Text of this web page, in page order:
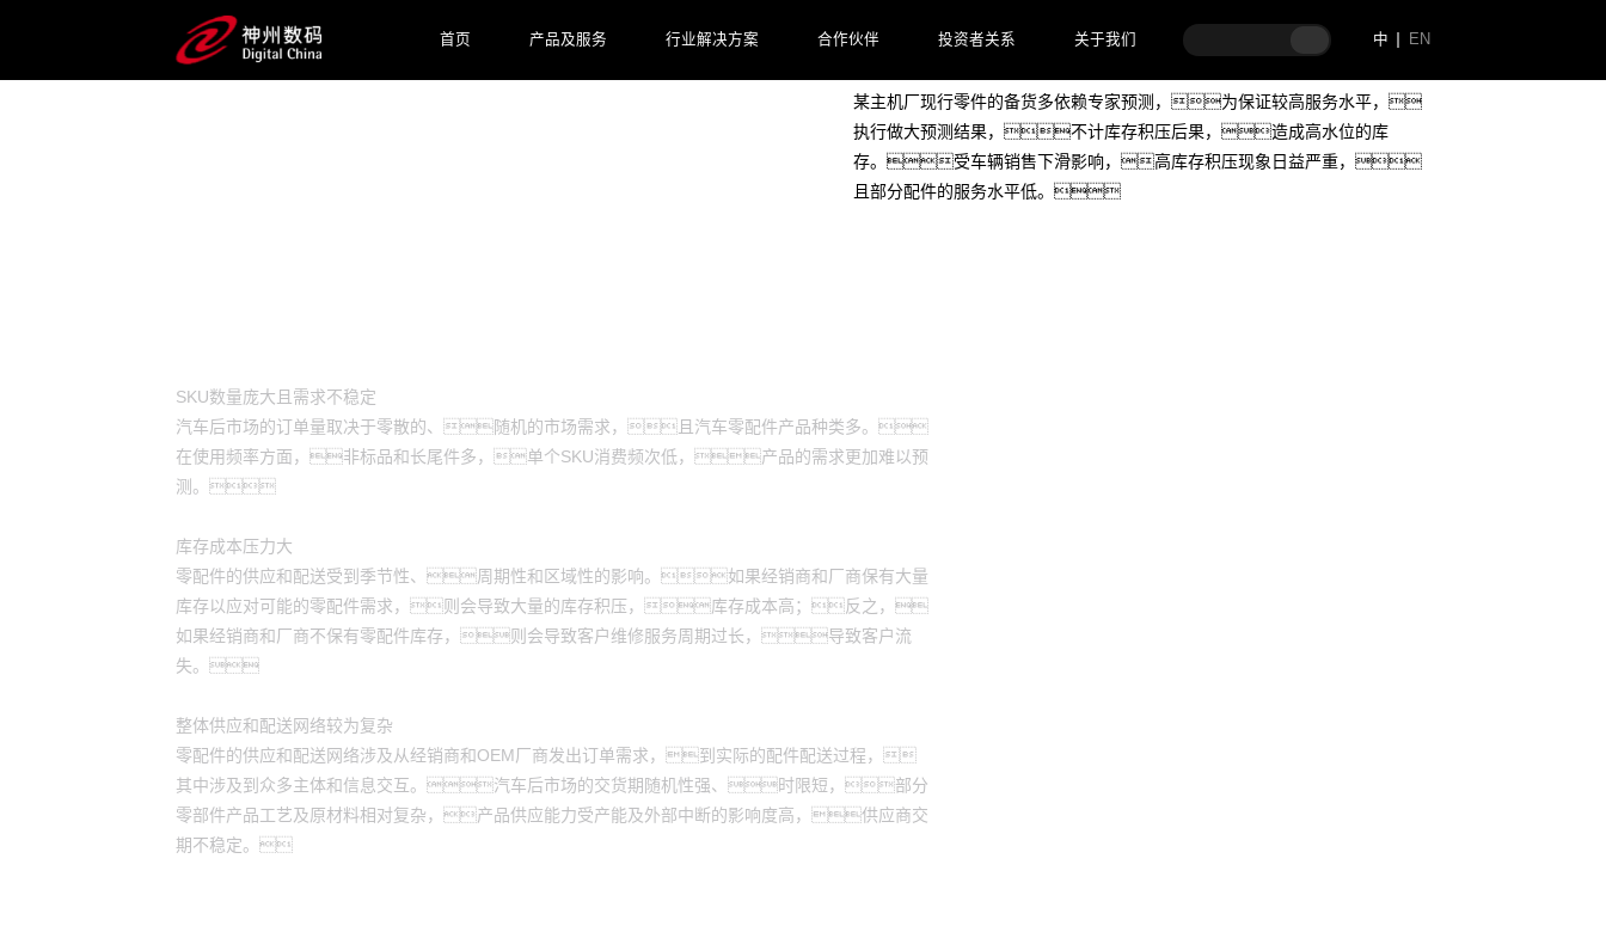
首页 产品及服务 行业解决方案 合作伙伴 投资者关系 关于我们 中 EN
客户档案
某主机厂现行零件的备货多依赖专家预测，为保证较高服务水平，
执行做大预测结果，不计库存积压后果，造成高水位的库
存。受车辆销售下滑影响，高库存积压现象日益严重，
且部分配件的服务水平低。
SKU数量庞大且需求不稳定
汽车后市场的订单量取决于零散的、随机的市场需求，且汽车零配件产品种类多。
在使用频率方面，非标品和长尾件多，单个SKU消费频次低，产品的需求更加难以预
测。
库存成本压力大
零配件的供应和配送受到季节性、周期性和区域性的影响。如果经销商和厂商保有大量
库存以应对可能的零配件需求，则会导致大量的库存积压，库存成本高；反之，
如果经销商和厂商不保有零配件库存，则会导致客户维修服务周期过长，导致客户流
失。
整体供应和配送网络较为复杂
零配件的供应和配送网络涉及从经销商和OEM厂商发出订单需求，到实际的配件配送过程，
其中涉及到众多主体和信息交互。汽车后市场的交货期随机性强、时限短，部分
零部件产品工艺及原材料相对复杂，产品供应能力受产能及外部中断的影响度高，供应商交
期不稳定。